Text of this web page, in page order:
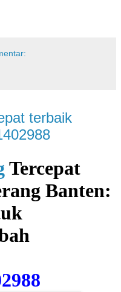
terbaik
Tercepat
Banten: